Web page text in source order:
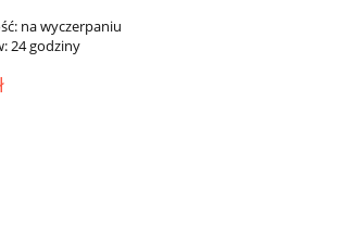
na wyczerpaniu
24 godziny